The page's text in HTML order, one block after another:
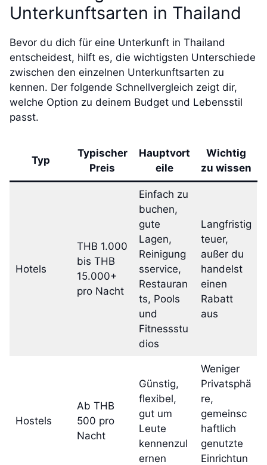
Unterkunftsarten in Thailand
Bevor du dich für eine Unterkunft in Thailand
entscheidest, hilft es, die wichtigsten Unterschiede
zwischen den einzelnen Unterkunftsarten zu
kennen. Der folgende Schnellvergleich zeigt dir,
welche Option zu deinem Budget und Lebensstil
passt.
Typ
Typischer
Preis
Hauptvort
eile
Wichtig
zu wissen
Hotels
THB 1.000
bis THB
15.000+
pro Nacht
Einfach zu
buchen,
gute
Lagen,
Reinigung
sservice,
Restauran
ts, Pools
und
Fitnessstu
dios
Langfristig
teuer,
außer du
handelst
einen
Rabatt
aus
Hostels
Ab THB
500 pro
Nacht
Günstig,
flexibel,
gut um
Leute
kennenzul
ernen
Weniger
Privatsphä
re,
gemeinsc
haftlich
genutzte
Einrichtun